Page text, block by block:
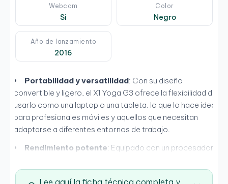
Webcam
Si
Color
Negro
Año de lanzamiento
2016
Portabilidad y versatilidad: Con su diseño
convertible y ligero, el X1 Yoga G3 ofrece la flexibilidad de
usarlo como una laptop o una tableta, lo que lo hace ideal
para profesionales móviles y aquellos que necesitan
adaptarse a diferentes entornos de trabajo.
Rendimiento potente: Equipado con un procesador
G3 ofrece un rendimiento potente para realizar múltiples